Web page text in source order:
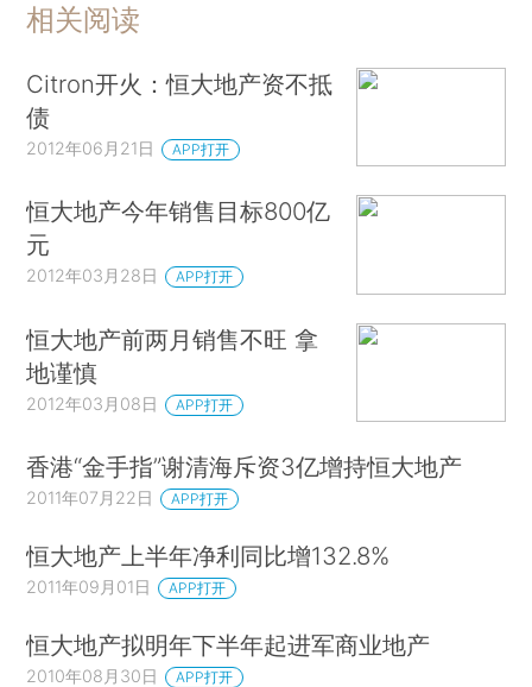
相关阅读
Citron开火：恒大地产资不抵
债
2012年06月21日 APP打开
恒大地产今年销售目标800亿
元
2012年03月28日 APP打开
恒大地产前两月销售不旺 拿
地谨慎
2012年03月08日 APP打开
香港“金手指”谢清海斥资3亿增持恒大地产
2011年07月22日 APP打开
恒大地产上半年净利同比增132.8%
2011年09月01日 APP打开
恒大地产拟明年下半年起进军商业地产
2010年08月30日 APP打开